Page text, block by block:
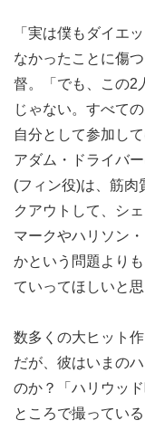
「実は僕もダイエ
なかったことに傷
督。「でも、この2
じゃない。すべて
自分として参加し
アダム・ドライバ
(フィン役)は、筋肉
クアウトして、シ
マークやハリソン
かという問題より
ていってほしいと思
数多くの大ヒット
だが、彼はいまの
のか？「ハリウッ
ところで撮ってい